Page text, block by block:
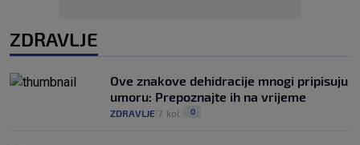
ZDRAVLJE
Ove znakove dehidracije mnogi pripisuju
umoru: Prepoznajte ih na vrijeme
ZDRAVLJE 7. kol. 0